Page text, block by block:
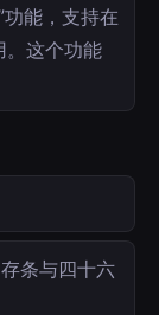
功能，支持在
。这个功能
条与四十六